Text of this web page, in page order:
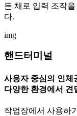
든 채로 입력 조작
다.
img
핸드터미널
사용자 중심의 인체
다양한 환경에서 견
작업장에서 사용하